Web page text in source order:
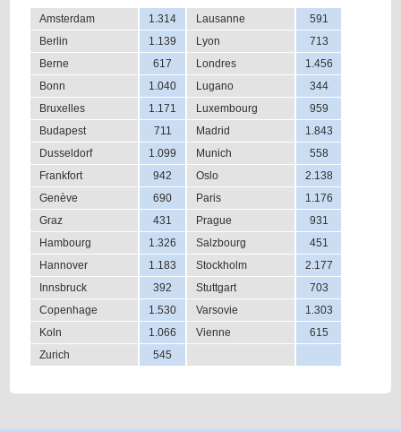
Amsterdam 1.314 Lausanne
591
Berlin
1.139 Lyon
713
Berne
617 Londres
1.456
Bonn
1.040 Lugano
344
Bruxelles
1.171 Luxembourg
959
Budapest
711 Madrid
1.843
Dusseldorf
1.099 Munich
558
Frankfort
942 Oslo
2.138
Genève
690 Paris
1.176
Graz
431 Prague
931
Hambourg
1.326 Salzbourg
451
Hannover
1.183 Stockholm
2.177
Innsbruck
392 Stuttgart
703
Copenhage
1.530 Varsovie
1.303
Koln
1.066 Vienne
615
Zurich
545